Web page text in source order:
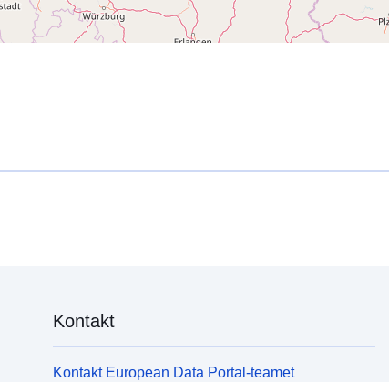
Kontakt
Kontakt European Data Portal-teamet